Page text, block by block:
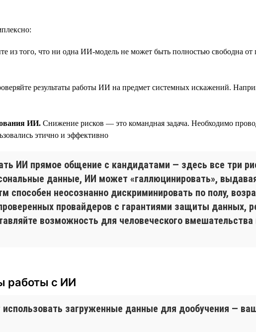
из того, что ни одна ИИ-модель не может быть полностью свободна
результаты работы ИИ на предмет системных искажений.
ИИ. Снижение рисков — это командная задача. Необходимо
этично и эффективно
ИИ прямое общение с кандидатами — здесь все три
данные, ИИ может «галлюцинировать»,
способен неосознанно дискриминировать по полу,
провайдеров с гарантиями защиты данных,
возможность для человеческого
работы с ИИ
использовать загруженные данные для дообучения —